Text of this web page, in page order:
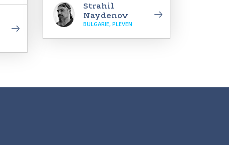
Strahil
Naydenov
BULGARIE, PLEVEN